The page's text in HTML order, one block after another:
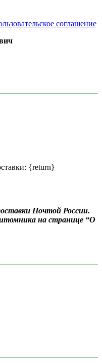
соглашение
{return}
Почтой России.
на странице “О